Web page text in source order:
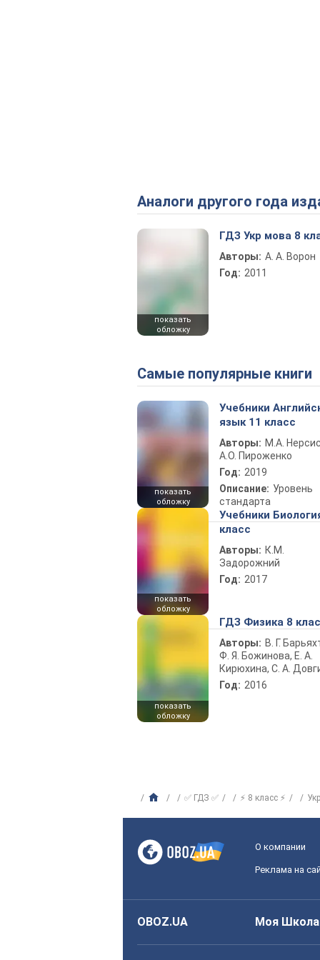
Аналоги другого года
показать
обложку
ГДЗ Укр мова 8
Авторы: А. А. Ворон
Год: 2011
Самые популярные книги
показать
обложку
Учебники
язык 11 класс
Авторы: М.А.
А.О. Пироженко
Год: 2019
Описание: Уровень
стандарта
показать
обложку
Учебники
класс
Авторы: К.М.
Задорожний
Год: 2017
показать
обложку
ГДЗ Физика 8
Авторы: В. Г.
Ф. Я. Божинова, Е. А.
Кирюхина, С. А.
Год: 2016
✅ ГДЗ ✅ ⚡ 8 класс ⚡
О компании
Реклама на
OBOZ.UA Моя Школа